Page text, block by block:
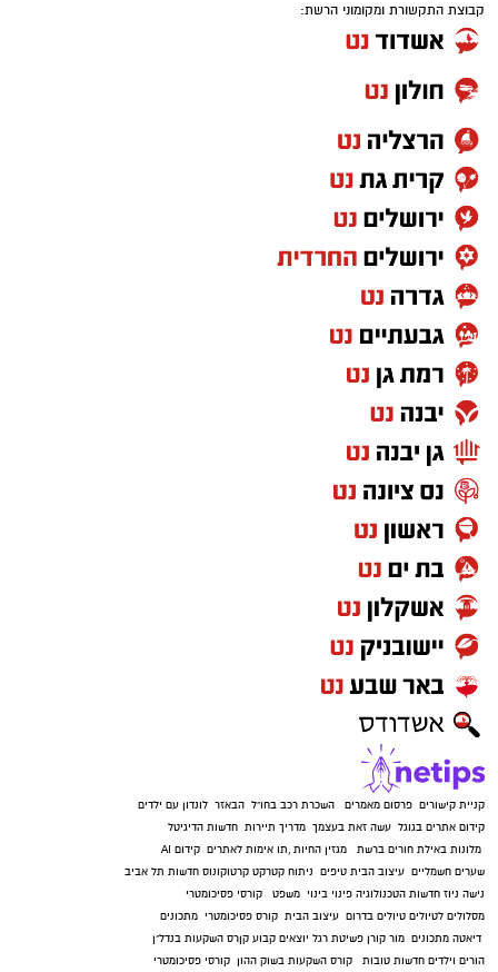
קבוצת התקשורת ומקומוני הרשת:
קניית קישורים פרסום מאמרים השכרת רכב בחו"ל הבאזר לונדון עם ילדים
קידום אתרים בגוגל עשה זאת בעצמך מדריך תיירות חדשות הדיגיטל
מלונות באילת חורים ברשת מגזין החיות ,תו אימות לאתרים קידום AI
שערים חשמליים עיצוב הבית טיפים ניתוח קטרקט קרטוקונוס חדשות תל אביב
נישה ניוז חדשות הטכנולוגיה פינוי בינוי משפט
קורסי פסיכומטרי
מסלולים לטיולים טיולים בדרום עיצוב הבית קורס פסיכומטרי מתכונים
דיאטה מתכונים מור קורן פשיטת רגל יוצאים קבוע קןרס השקעות בנדל"ן
הורים וילדים חדשות טובות קורס השקעות בשוק ההון קורסי פסיכומטרי